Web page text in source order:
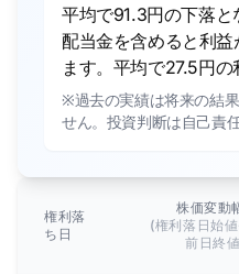
平均で91.3円の下落と
配当金を含めると利
ます。平均で27.5円の
※過去の実績は将来の結
せん。投資判断は自己責
権利落
ち日
株価変動
(権利落日始
前日終